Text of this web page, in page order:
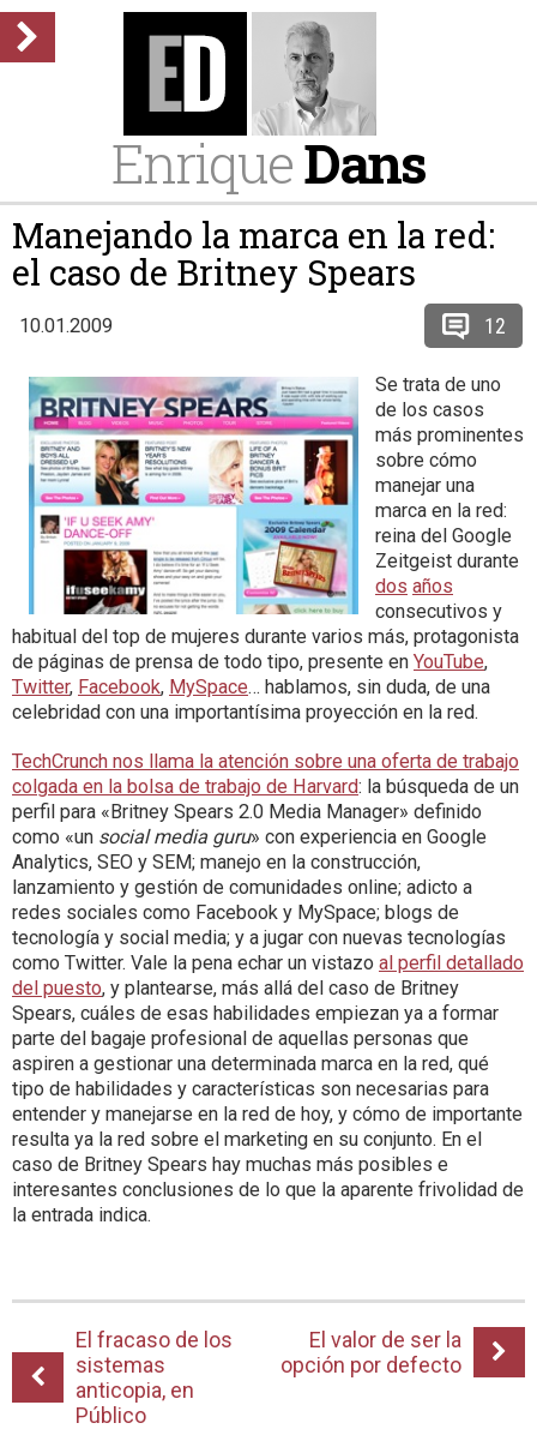
EnriqueDans
Manejando la marca en la red:
el caso de Britney Spears
10.01.2009 12
Se trata de uno
de los casos
más prominentes
sobre cómo
manejar una
marca en la red:
reina del Google
Zeitgeist durante
dos años
consecutivos y
habitual del top de mujeres durante varios más, protagonista
de páginas de prensa de todo tipo, presente en YouTube,
Twitter, Facebook, MySpace… hablamos, sin duda, de una
celebridad con una importantísima proyección en la red.
TechCrunch nos llama la atención sobre una oferta de trabajo
colgada en la bolsa de trabajo de Harvard: la búsqueda de un
perfil para «Britney Spears 2.0 Media Manager» definido
como «un social media guru» con experiencia en Google
Analytics, SEO y SEM; manejo en la construcción,
lanzamiento y gestión de comunidades online; adicto a
redes sociales como Facebook y MySpace; blogs de
tecnología y social media; y a jugar con nuevas tecnologías
como Twitter. Vale la pena echar un vistazo al perfil detallado
del puesto, y plantearse, más allá del caso de Britney
Spears, cuáles de esas habilidades empiezan ya a formar
parte del bagaje profesional de aquellas personas que
aspiren a gestionar una determinada marca en la red, qué
tipo de habilidades y características son necesarias para
entender y manejarse en la red de hoy, y cómo de importante
resulta ya la red sobre el marketing en su conjunto. En el
caso de Britney Spears hay muchas más posibles e
interesantes conclusiones de lo que la aparente frivolidad de
la entrada indica.
El fracaso de los
sistemas
anticopia, en
Público
El valor de ser la
opción por defecto